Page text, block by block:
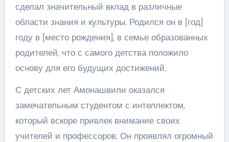
сделал значительный вклад в различные
области знания и культуры. Родился он в [год]
году в [место рождения], в семье образованных
родителей, что с самого детства положило
основу для его будущих достижений.
С детских лет Амонашвили оказался
замечательным студентом с интеллектом,
который вскоре привлек внимание своих
учителей и профессоров. Он проявлял огромный